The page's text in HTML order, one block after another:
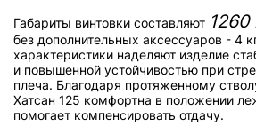
Габариты винтовки составляют
без дополнительных аксессуаров - 4
характеристики наделяют изделие
и повышенной устойчивостью при
плеча. Благодаря протяженному
Хатсан 125 комфортна в положении
помогает компенсировать отдачу.